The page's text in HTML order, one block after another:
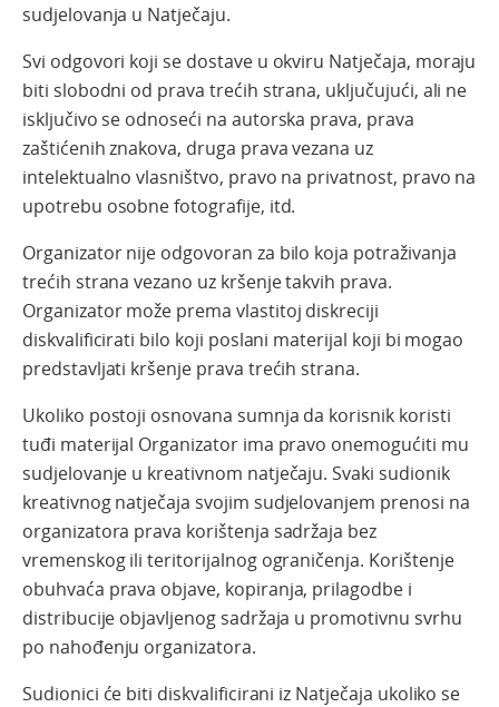
sudjelovanja u Natječaju.
Svi odgovori koji se dostave u okviru Natječaja, moraju
biti slobodni od prava trećih strana, uključujući, ali ne
isključivo se odnoseći na autorska prava, prava
zaštićenih znakova, druga prava vezana uz
intelektualno vlasništvo, pravo na privatnost, pravo na
upotrebu osobne fotografije, itd.
Organizator nije odgovoran za bilo koja potraživanja
trećih strana vezano uz kršenje takvih prava.
Organizator može prema vlastitoj diskreciji
diskvalificirati bilo koji poslani materijal koji bi mogao
predstavljati kršenje prava trećih strana.
Ukoliko postoji osnovana sumnja da korisnik koristi
tuđi materijal Organizator ima pravo onemogućiti mu
sudjelovanje u kreativnom natječaju. Svaki sudionik
kreativnog natječaja svojim sudjelovanjem prenosi na
organizatora prava korištenja sadržaja bez
vremenskog ili teritorijalnog ograničenja. Korištenje
obuhvaća prava objave, kopiranja, prilagodbe i
distribucije objavljenog sadržaja u promotivnu svrhu
po nahođenju organizatora.
Sudionici će biti diskvalificirani iz Natječaja ukoliko se